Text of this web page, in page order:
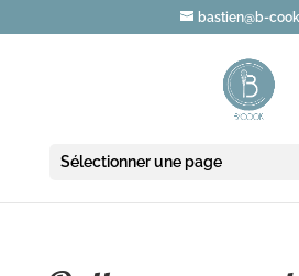
bastien@b-
Sélectionner une page